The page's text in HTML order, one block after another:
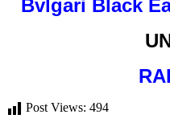
Bvlgari Black
Post Views: 494